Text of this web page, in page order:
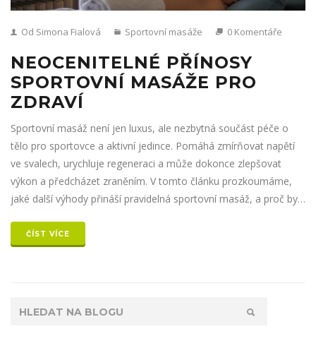
Od Simona Fialová Sportovní masáže 0 Komentáře
NEOCENITELNÉ PŘÍNOSY
SPORTOVNÍ MASÁŽE PRO
ZDRAVÍ
Sportovní masáž není jen luxus, ale nezbytná součást péče o
tělo pro sportovce a aktivní jedince. Pomáhá zmírňovat napětí
ve svalech, urychluje regeneraci a může dokonce zlepšovat
výkon a předcházet zraněním. V tomto článku prozkoumáme,
jaké další výhody přináší pravidelná sportovní masáž, a proč by
ČÍST VÍCE